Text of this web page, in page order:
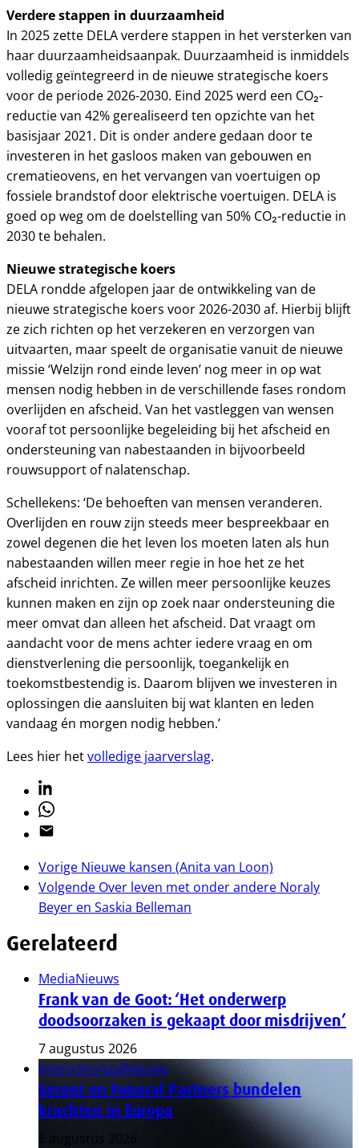
Verdere stappen in duurzaamheid
In 2025 zette DELA verdere stappen in het versterken van
haar duurzaamheidsaanpak. Duurzaamheid is inmiddels
volledig geïntegreerd in de nieuwe strategische koers
voor de periode 2026-2030. Eind 2025 werd een CO₂-
reductie van 42% gerealiseerd ten opzichte van het
basisjaar 2021. Dit is onder andere gedaan door te
investeren in het gasloos maken van gebouwen en
crematieovens, en het vervangen van voertuigen op
fossiele brandstof door elektrische voertuigen. DELA is
goed op weg om de doelstelling van 50% CO₂-reductie in
2030 te behalen.
Nieuwe strategische koers
DELA rondde afgelopen jaar de ontwikkeling van de
nieuwe strategische koers voor 2026-2030 af. Hierbij blijft
ze zich richten op het verzekeren en verzorgen van
uitvaarten, maar speelt de organisatie vanuit de nieuwe
missie ‘Welzijn rond einde leven’ nog meer in op wat
mensen nodig hebben in de verschillende fases rondom
overlijden en afscheid. Van het vastleggen van wensen
vooraf tot persoonlijke begeleiding bij het afscheid en
ondersteuning van nabestaanden in bijvoorbeeld
rouwsupport of nalatenschap.
Schellekens: ‘De behoeften van mensen veranderen.
Overlijden en rouw zijn steeds meer bespreekbaar en
zowel degenen die het leven los moeten laten als hun
nabestaanden willen meer regie in hoe het ze het
afscheid inrichten. Ze willen meer persoonlijke keuzes
kunnen maken en zijn op zoek naar ondersteuning die
meer omvat dan alleen het afscheid. Dat vraagt om
aandacht voor de mens achter iedere vraag en om
dienstverlening die persoonlijk, toegankelijk en
toekomstbestendig is. Daarom blijven we investeren in
oplossingen die aansluiten bij wat klanten en leden
vandaag én morgen nodig hebben.’
Lees hier hetvolledige jaarverslag.
Linkedin
Whatsapp
Email
Vorige Nieuwe kansen (Anita van Loon)
Volgende Over leven met onder andere Noraly
Beyer en Saskia Belleman
Gerelateerd
MediaNieuws
Frank van de Goot: ‘Het onderwerp
doodsoorzaken is gekaapt door misdrijven’
7 augustus 2026
InternationaalNieuws
Sereni en Funeral Partners bundelen
krachten in Europa
6 augustus 2026